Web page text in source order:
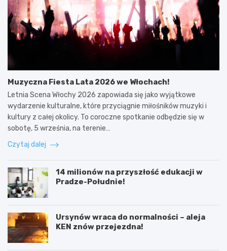
Muzyczna Fiesta Lata 2026 we Włochach!
Letnia Scena Włochy 2026 zapowiada się jako wyjątkowe
wydarzenie kulturalne, które przyciągnie miłośników muzyki i
kultury z całej okolicy. To coroczne spotkanie odbędzie się w
sobotę, 5 września, na terenie…
Czytaj dalej
14 milionów na przyszłość edukacji w
Pradze-Południe!
Ursynów wraca do normalności – aleja
KEN znów przejezdna!